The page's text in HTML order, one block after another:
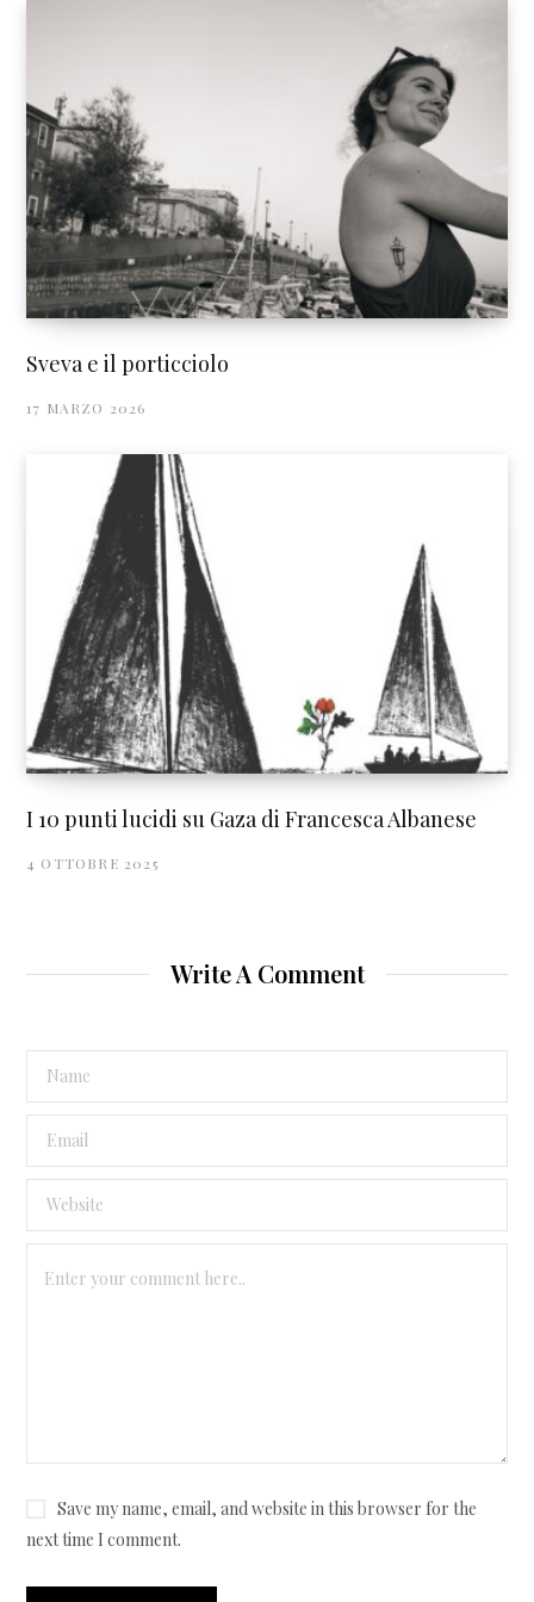
Sveva e il porticciolo
17 MARZO 2026
I 10 punti lucidi su Gaza di Francesca Albanese
4 OTTOBRE 2025
Write A Comment
Save my name, email, and website in this browser for the
next time I comment.